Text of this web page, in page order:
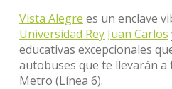
Vista Alegre es un enclave
Universidad Rey Juan Carlos
educativas excepcionales
autobuses que te llevarán a
Metro (Línea 6).